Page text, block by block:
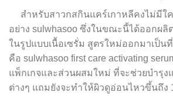
สำหรับสาวกสกินแคร์เกาหลีคงไม่มีใ
อย่าง sulwhasoo ซึ่งในขณะนี้ได้ออกผ
ในรูปแบบเนื้อเซรั่ม สูตรใหม่ออกมาเป็น
คือ sulwhasoo first care activating
แพ็กเกจและส่วนผสมใหม่ ที่จะช่วยบำรุ
ต่างๆ แถมยังจะทำให้ผิวดูอ่อนไหวขึ้นถึง